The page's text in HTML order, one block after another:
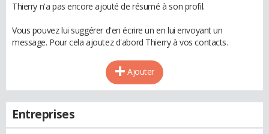
Thierry n'a pas encore ajouté de résumé à son profil.
Vous pouvez lui suggérer d'en écrire un en lui envoyant un
message. Pour cela ajoutez d'abord Thierry à vos contacts.
Ajouter
Entreprises